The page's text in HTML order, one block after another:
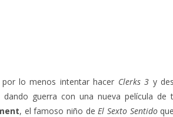
lo menos intentar hacer Clerks 3 y
guerra con una nueva película de
, el famoso niño deEl Sexto Sentido